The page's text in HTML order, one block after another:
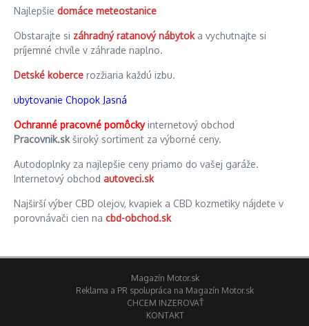
Najlepšie domáce meteostanice
Obstarajte si záhradný ratanový nábytoka vychutnajte si
príjemné chvíle v záhrade naplno.
Detské koberce rozžiaria každú izbu.
ubytovanie Chopok Jasná
Ochranné pracovné pomôckyinternetový obchod
Pracovnik.skširoký sortiment za výborné ceny.
Autodoplnky za najlepšie ceny priamo do vašej garáže.
Internetový obchod autoveci.sk
Najširší výber CBD olejov, kvapiek a CBD kozmetiky nájdete v
porovnávači cien na cbd-obchod.sk
Magazín Motor.sk
Reklama a PR spolupráca na Magazín Motor.sk
CHCEM INZEROVAŤ
KONTAKT